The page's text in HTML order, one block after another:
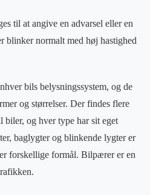
til at angive en advarsel eller en
blinker normalt med høj hastighed
bils belysningssystem, og de
og størrelser. Der findes flere
og hver type har sit eget
baglygter og blinkende lygter er
forskellige formål. Bilpærer er en